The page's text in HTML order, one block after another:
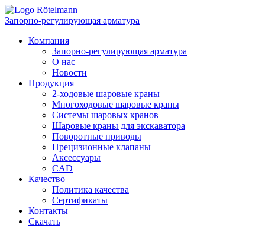
Запорно-регулирующая арматура
Компания
Запорно-регулирующая арматура
О нас
Новости
Продукция
2-ходовые шаровые краны
Многоходовые шаровые краны
Системы шаровых кранов
Шаровые краны для экскаватора
Поворотные приводы
Прецизионные клапаны
Аксессуары
CAD
Качество
Политика качества
Сертификаты
Контакты
Скачать